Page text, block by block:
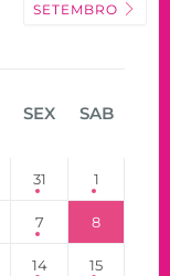
SETEMBRO
SEX SAB
31 1
7 8
14 15